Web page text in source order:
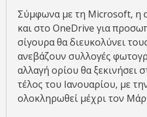
Σύμφωνα με τη Microsoft, η
και στο OneDrive για
σίγουρα θα διευκολύνει
ανεβάζουν συλλογές
αλλαγή ορίου θα ξεκινήσει
τέλος του Ιανουαρίου, με
ολοκληρωθεί μέχρι τον